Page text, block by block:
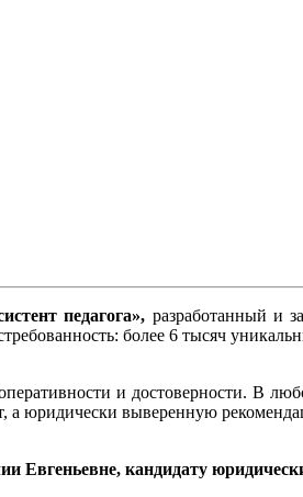
педагога», разработанный и
более 6 тысяч
и достоверности. В
а юридически выверенную
Евгеньевне, кандидату